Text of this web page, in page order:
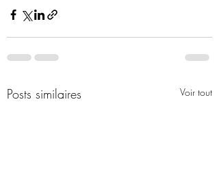
Posts similaires Voir tout